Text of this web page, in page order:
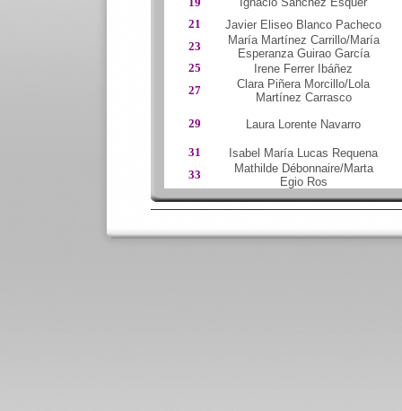
21
Javier Eliseo Blanco Pacheco
23
María Martínez Carrillo/María
Esperanza Guirao García
25
Irene Ferrer Ibáñez
27
Clara Piñera Morcillo/Lola
Martínez Carrasco
29
Laura Lorente Navarro
31
Isabel María Lucas Requena
33
Mathilde Débonnaire/Marta
Egio Ros